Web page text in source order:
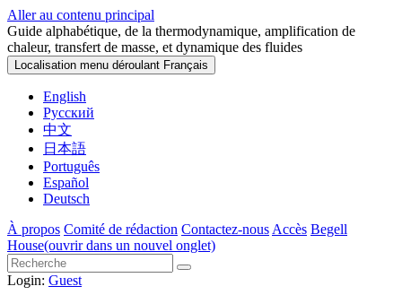
Aller au contenu principal
Guide alphabétique, de la thermodynamique, amplification de
chaleur, transfert de masse, et dynamique des fluides
Localisation menu déroulant Français
English
Русский
中文
日本語
Português
Español
Deutsch
À propos Comité de rédaction Contactez-nous Accès Begell
House(ouvrir dans un nouvel onglet)
Login: Guest